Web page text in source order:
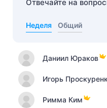
Отвечайте на
Неделя Общий
Даниил Юраков
Игорь
Римма Ким